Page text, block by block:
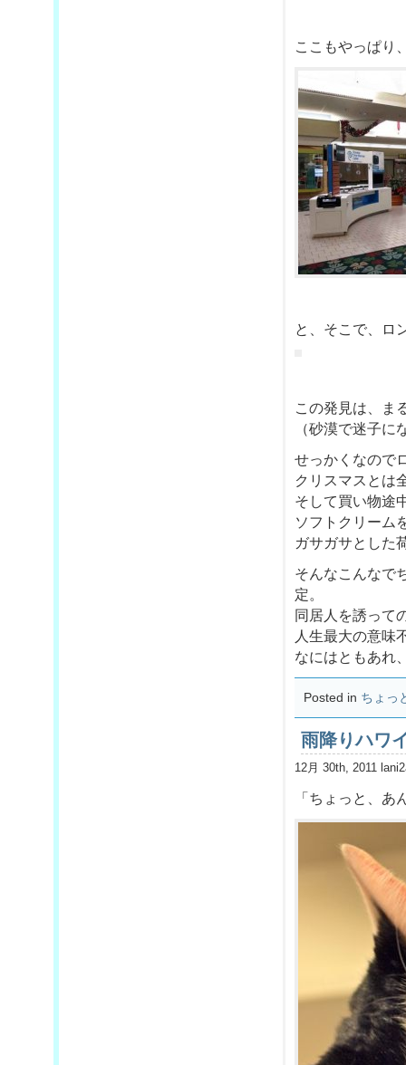
ここもやっぱり
と、そこで、ロ
この発見は、ま
（砂漠で迷子
せっかくなので
クリスマスとは
そして買い物途
ソフトクリーム
ガサガサとした
そんなこんなで
定。
同居人を誘って
人生最大の意味
なにはともあれ
Posted in ちょっ
雨降りハワ
12月 30th, 2011
「ちょっと、あ